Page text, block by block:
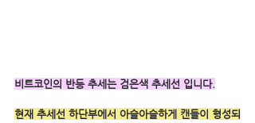
비트코인의 반등 추세는 검은색 추세선 입니다.
현재 추세선 하단부에서 아슬아슬하게 캔들이 형성되